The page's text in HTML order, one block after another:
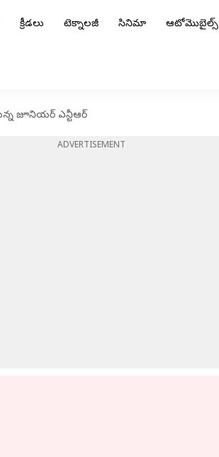
క్రీడలు టెక్నాలజీ సినిమా ఆటోమొబైల్స్
జూనియర్ ఎన్టీఆర్
ADVERTISEMENT